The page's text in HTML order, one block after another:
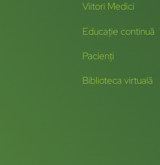
Viitori Medici
Educație continuă
Pacienți
Biblioteca virtuală